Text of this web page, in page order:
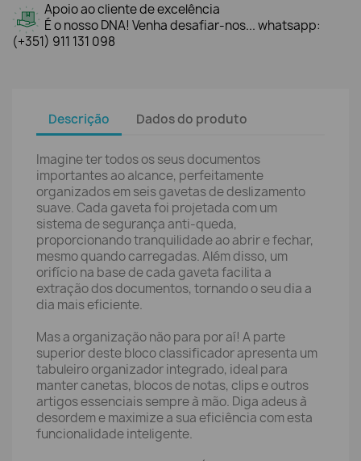
Apoio ao cliente de excelência
É o nosso DNA! Venha desafiar-nos... whatsapp:
(+351) 911 131 098
Descrição Dados do produto
Imagine ter todos os seus documentos
importantes ao alcance, perfeitamente
organizados em seis gavetas de deslizamento
suave. Cada gaveta foi projetada com um
sistema de segurança anti-queda,
proporcionando tranquilidade ao abrir e fechar,
mesmo quando carregadas. Além disso, um
orifício na base de cada gaveta facilita a
extração dos documentos, tornando o seu dia a
dia mais eficiente.
Mas a organização não para por aí! A parte
superior deste bloco classificador apresenta um
tabuleiro organizador integrado, ideal para
manter canetas, blocos de notas, clips e outros
artigos essenciais sempre à mão. Diga adeus à
desordem e maximize a sua eficiência com esta
funcionalidade inteligente.